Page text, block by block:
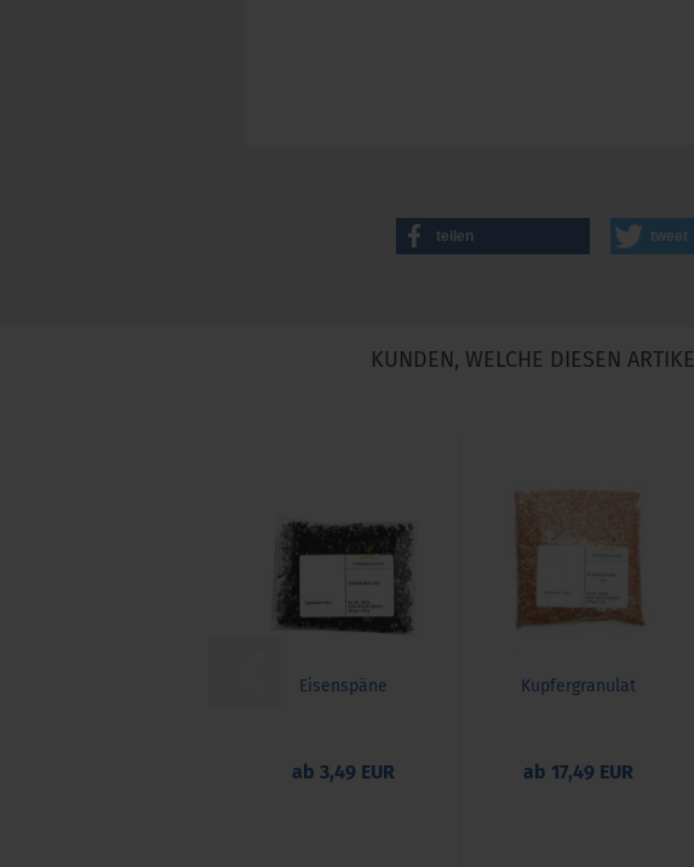
teilen tweet
KUNDEN, WELCHE DIESEN
Eisenspäne
ab 3,49 EUR
Kupfergranulat
ab 17,49 EUR